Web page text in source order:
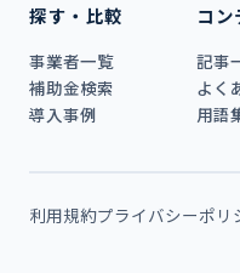
探す・比較
事業者一覧
補助金検索
導入事例
コン
記事
よく
用語
利用規約プライバシーポリ